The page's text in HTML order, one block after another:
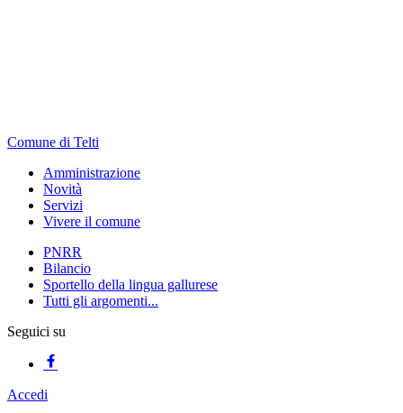
Comune di Telti
Amministrazione
Novità
Servizi
Vivere il comune
PNRR
Bilancio
Sportello della lingua gallurese
Tutti gli argomenti...
Seguici su
Accedi